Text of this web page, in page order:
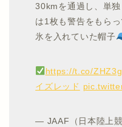
30kmを通過し、単
は1枚も警告をもらっ
氷を入れていた帽子
https://t.co/
イズレッド
— JAAF（日本陸上